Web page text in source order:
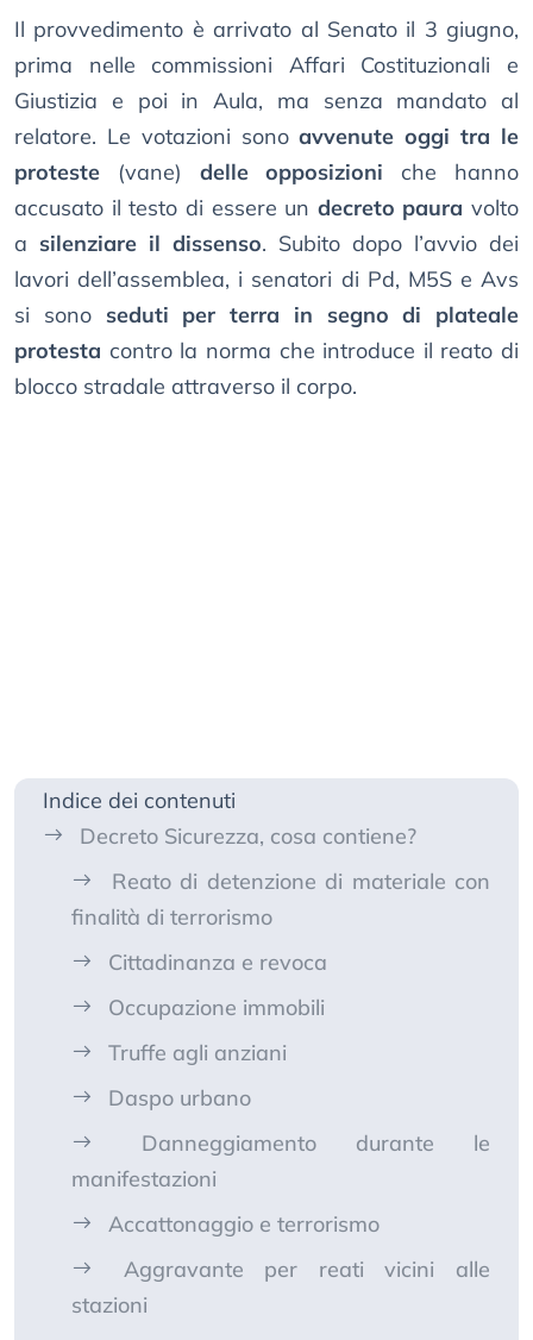
Il provvedimento è arrivato al Senato il 3 giugno,
prima nelle commissioni Affari Costituzionali e
Giustizia e poi in Aula, ma senza mandato al
relatore. Le votazioni sonoavvenute oggi tra le
proteste (vane) delle opposizioni che hanno
accusato il testo di essere un decreto paura volto
a silenziare il dissenso. Subito dopo l’avvio dei
lavori dell’assemblea, i senatori di Pd, M5S e Avs
si sono seduti per terra in segno di plateale
protesta contro la norma che introduce il reato di
blocco stradale attraverso il corpo.
Indice dei contenuti
Decreto Sicurezza, cosa contiene?
Reato di detenzione di materiale con
finalità di terrorismo
Cittadinanza e revoca
Occupazione immobili
Truffe agli anziani
Daspo urbano
Danneggiamento durante le
manifestazioni
Accattonaggio e terrorismo
Aggravante per reati vicini alle
stazioni